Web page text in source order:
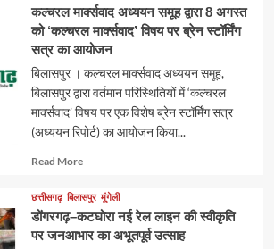
कल्चरल मार्क्सवाद अध्ययन समूह द्वारा 8 अगस्त
को ‘कल्चरल मार्क्सवाद’ विषय पर ब्रेन स्टॉर्मिंग
सत्र का आयोजन
बिलासपुर । कल्चरल मार्क्सवाद अध्ययन समूह,
बिलासपुर द्वारा वर्तमान परिस्थितियों में ‘कल्चरल
मार्क्सवाद’ विषय पर एक विशेष ब्रेन स्टॉर्मिंग सत्र
(अध्ययन रिपोर्ट) का आयोजन किया...
Read MoreRead
about
छत्तीसगढ़ बिलासपुर मुंगेली
डोंगरगढ़–कटघोरा नई रेल लाइन की स्वीकृति
पर जनआभार का अभूतपूर्व उत्साह